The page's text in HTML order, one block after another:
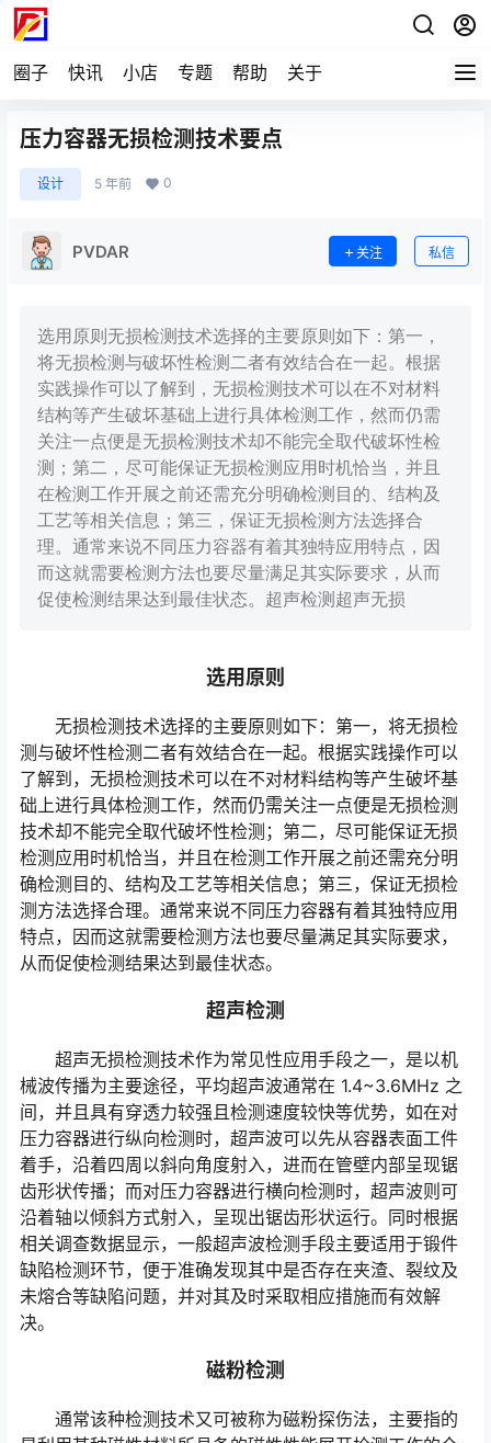
圈子 快讯 小店 专题 帮助 关于
压力容器无损检测技术要点
设计 5 年前 0
PVDAR 关注 私信
选用原则无损检测技术选择的主要原则如下：第一，
将无损检测与破坏性检测二者有效结合在一起。根据
实践操作可以了解到，无损检测技术可以在不对材料
结构等产生破坏基础上进行具体检测工作，然而仍需
关注一点便是无损检测技术却不能完全取代破坏性检
测；第二，尽可能保证无损检测应用时机恰当，并且
在检测工作开展之前还需充分明确检测目的、结构及
工艺等相关信息；第三，保证无损检测方法选择合
理。通常来说不同压力容器有着其独特应用特点，因
而这就需要检测方法也要尽量满足其实际要求，从而
促使检测结果达到最佳状态。超声检测超声无损
选用原则
无损检测技术选择的主要原则如下：第一，将无损检
测与破坏性检测二者有效结合在一起。根据实践操作可以
了解到，无损检测技术可以在不对材料结构等产生破坏基
础上进行具体检测工作，然而仍需关注一点便是无损检测
技术却不能完全取代破坏性检测；第二，尽可能保证无损
检测应用时机恰当，并且在检测工作开展之前还需充分明
确检测目的、结构及工艺等相关信息；第三，保证无损检
测方法选择合理。通常来说不同压力容器有着其独特应用
特点，因而这就需要检测方法也要尽量满足其实际要求，
从而促使检测结果达到最佳状态。
超声检测
超声无损检测技术作为常见性应用手段之一，是以机
械波传播为主要途径，平均超声波通常在 1.4~3.6MHz 之
间，并且具有穿透力较强且检测速度较快等优势，如在对
压力容器进行纵向检测时，超声波可以先从容器表面工件
着手，沿着四周以斜向角度射入，进而在管壁内部呈现锯
齿形状传播；而对压力容器进行横向检测时，超声波则可
沿着轴以倾斜方式射入，呈现出锯齿形状运行。同时根据
相关调查数据显示，一般超声波检测手段主要适用于锻件
缺陷检测环节，便于准确发现其中是否存在夹渣、裂纹及
未熔合等缺陷问题，并对其及时采取相应措施而有效解
决。
磁粉检测
通常该种检测技术又可被称为磁粉探伤法，主要指的